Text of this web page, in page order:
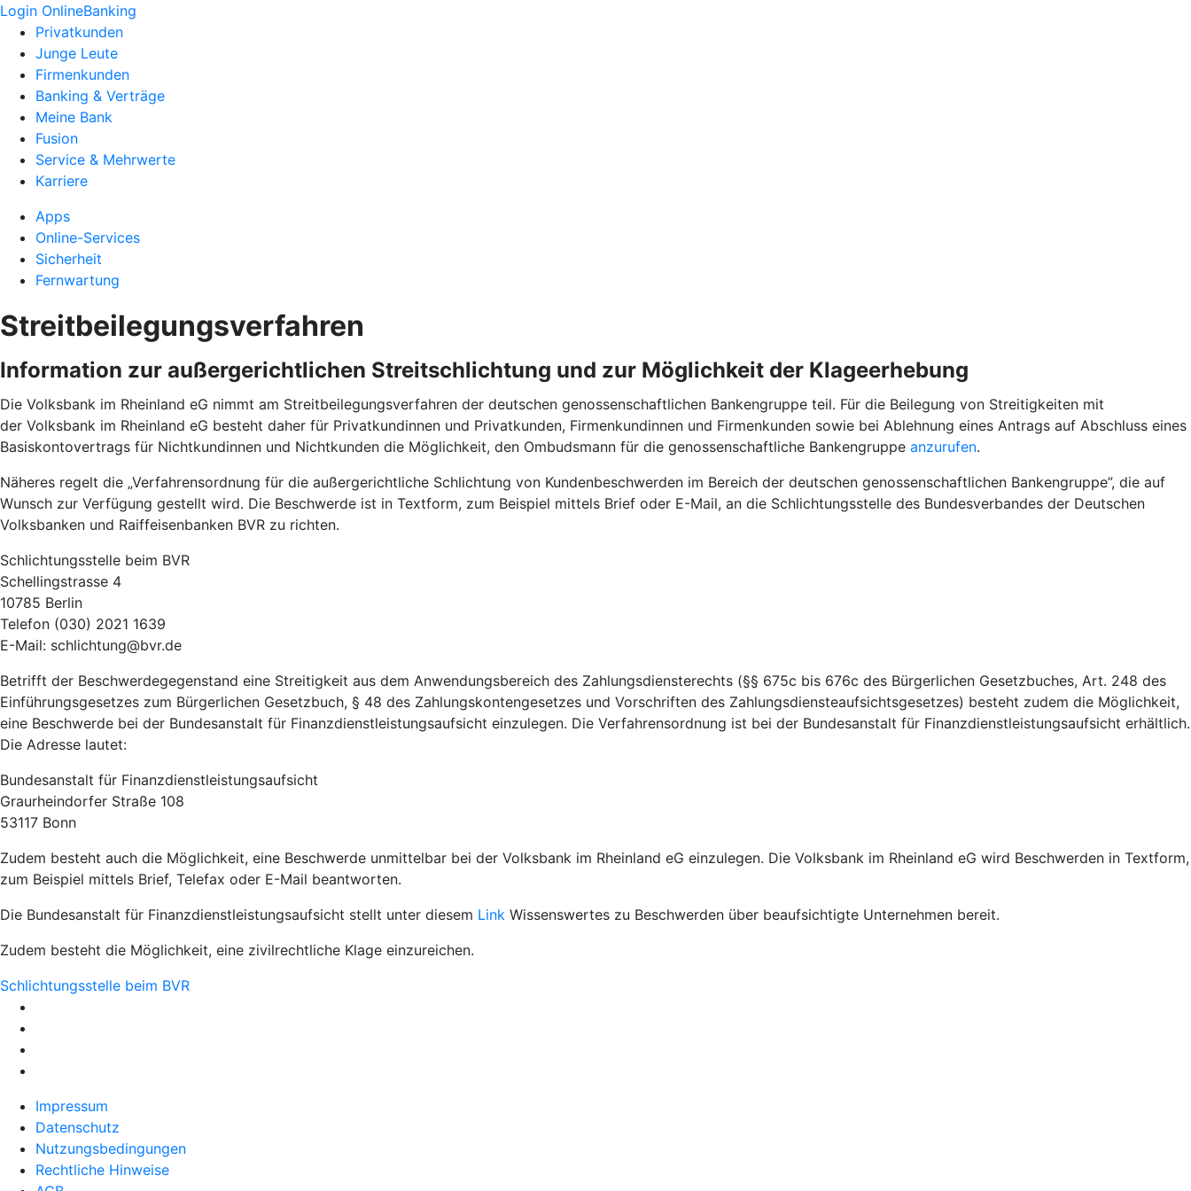
Login OnlineBanking
Privatkunden
Junge Leute
Firmenkunden
Banking & Verträge
Meine Bank
Fusion
Service & Mehrwerte
Karriere
Apps
Online-Services
Sicherheit
Fernwartung
Streitbeilegungsverfahren
Information zur außergerichtlichen Streitschlichtung und zur Möglichkeit der Klageerhebung
Die Volksbank im Rheinland eG nimmt am Streitbeilegungsverfahren der deutschen genossenschaftlichen Bankengruppe teil. Für die Beilegung von Streitigkeiten mit
der Volksbank im Rheinland eG besteht daher für Privatkundinnen und Privatkunden, Firmenkundinnen und Firmenkunden sowie bei Ablehnung eines Antrags auf Abschluss eines
Basiskontovertrags für Nichtkundinnen und Nichtkunden die Möglichkeit, den Ombudsmann für die genossenschaftliche Bankengruppe anzurufen.
Näheres regelt die „Verfahrensordnung für die außergerichtliche Schlichtung von Kundenbeschwerden im Bereich der deutschen genossenschaftlichen Bankengruppe”, die auf
Wunsch zur Verfügung gestellt wird. Die Beschwerde ist in Textform, zum Beispiel mittels Brief oder E-Mail, an die Schlichtungsstelle des Bundesverbandes der Deutschen
Volksbanken und Raiffeisenbanken BVR zu richten.
Schlichtungsstelle beim BVR
Schellingstrasse 4
10785 Berlin
Telefon (030) 2021 1639
E-Mail: schlichtung@bvr.de
Betrifft der Beschwerdegegenstand eine Streitigkeit aus dem Anwendungsbereich des Zahlungsdiensterechts (§§ 675c bis 676c des Bürgerlichen Gesetzbuches, Art. 248 des
Einführungsgesetzes zum Bürgerlichen Gesetzbuch, § 48 des Zahlungskontengesetzes und Vorschriften des Zahlungsdiensteaufsichtsgesetzes) besteht zudem die Möglichkeit,
eine Beschwerde bei der Bundesanstalt für Finanzdienstleistungsaufsicht einzulegen. Die Verfahrensordnung ist bei der Bundesanstalt für Finanzdienstleistungsaufsicht erhältlich.
Die Adresse lautet:
Bundesanstalt für Finanzdienstleistungsaufsicht
Graurheindorfer Straße 108
53117 Bonn
Zudem besteht auch die Möglichkeit, eine Beschwerde unmittelbar bei der Volksbank im Rheinland eG einzulegen. Die Volksbank im Rheinland eG wird Beschwerden in Textform,
zum Beispiel mittels Brief, Telefax oder E-Mail beantworten.
Die Bundesanstalt für Finanzdienstleistungsaufsicht stellt unter diesem Link Wissenswertes zu Beschwerden über beaufsichtigte Unternehmen bereit.
Zudem besteht die Möglichkeit, eine zivilrechtliche Klage einzureichen.
Schlichtungsstelle beim BVR
Impressum
Datenschutz
Nutzungsbedingungen
Rechtliche Hinweise